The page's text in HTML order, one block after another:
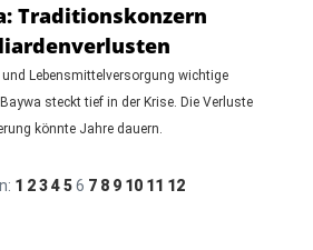
Traditionskonzern
Lebensmittelversorgung wichtige
steckt tief in der Krise. Die Verluste
könnte Jahre dauern.
1 2 3 4 5 6 7 8 9 10 11 12